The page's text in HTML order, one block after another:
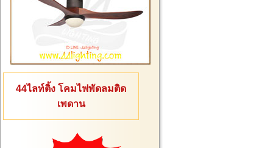
44ไลท์ติ้ง โคมไฟพัดลมติด
เพดาน